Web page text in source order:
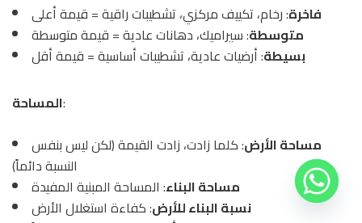
فاخرة: رخام، تكييف مركزي، تشطيبات راقية = قيمة أعلى
متوسطة: سيراميك، دهانات عادية = قيمة متوسطة
بسيطة: أرضيات عادية، تشطيبات أساسية = قيمة أقل
المساحة:
مساحة الأرض: كلما زادت، زادت القيمة (لكن ليس بنفس
النسبة دائماً)
مساحة البناء: المساحة المبنية المفيدة
نسبة البناء للأرض: كفاءة استغلال الأرض